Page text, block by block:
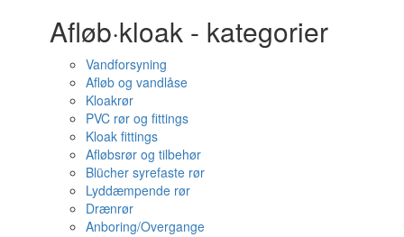
Afløb·kloak - kategorier
Vandforsyning
Afløb og vandlåse
Kloakrør
PVC rør og fittings
Kloak fittings
Afløbsrør og tilbehør
Blücher syrefaste rør
Lyddæmpende rør
Drænrør
Anboring/Overgange